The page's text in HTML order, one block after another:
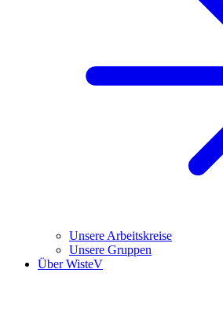
Unsere Arbeitskreise
Unsere Gruppen
Über WisteV